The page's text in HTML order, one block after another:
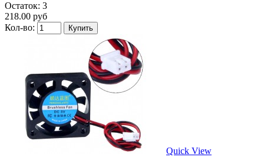
Остаток: 3
218.00 руб
Кол-во:
Quick View